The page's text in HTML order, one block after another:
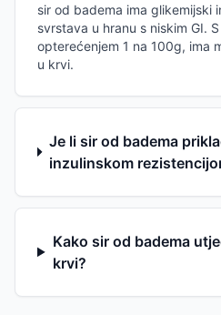
sir od badema ima glikemijski
svrstava u hranu s niskim GI.
opterećenjem 1 na 100g, ima
u krvi.
Je li sir od badema
inzulinskom
Kako sir od badema
krvi?